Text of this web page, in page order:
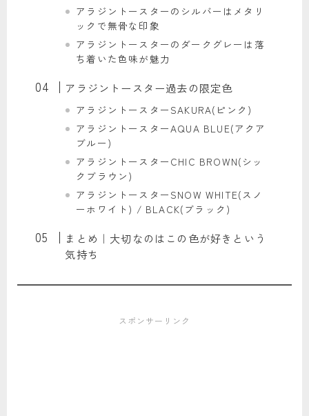
アラジントースターのシルバーはメタリ
ックで無骨な印象
アラジントースターのダークグレーは落
ち着いた色味が魅力
アラジントースター過去の限定色
アラジントースターSAKURA(ピンク)
アラジントースターAQUA BLUE(アクア
ブルー)
アラジントースターCHIC BROWN(シッ
クブラウン)
アラジントースターSNOW WHITE(スノ
ーホワイト) / BLACK(ブラック)
まとめ｜大切なのはこの色が好きという
気持ち
スポンサーリンク